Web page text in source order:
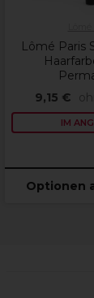
Lômé Paris
9,15 €
IM
Optionen